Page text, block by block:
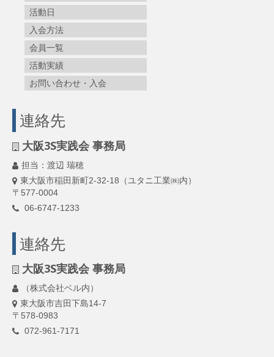
活動日
入会方法
会員一覧
活動実績
お問い合わせ・入会
連絡先
大阪3S実践会 事務局
担当：渡辺 瑞穂
東大阪市稲田新町2-32-18（ユタニ工業㈱内）
〒577-0004
06-6747-1233
連絡先
大阪3S実践会 事務局
（株式会社ベル内）
東大阪市吉田下島14-7
〒578-0983
072-961-7171